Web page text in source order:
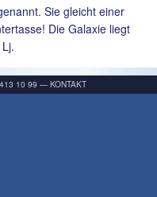
Sie gleicht einer
Die Galaxie liegt
10 99—KONTAKT